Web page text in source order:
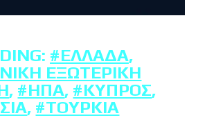
#ΕΛΛΆΔΑ,
ΕΞΩΤΕΡΙΚΉ
, #ΗΠΑ, #ΚΎΠΡΟΣ,
, #ΤΟΥΡΚΊΑ